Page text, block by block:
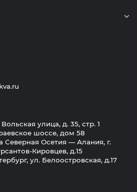
улица, д. 35, стр. 1
шоссе, дом 58
Северная Осетия — Алания, г.
Кировцев, д.15
ул. Белоостровская, д.17